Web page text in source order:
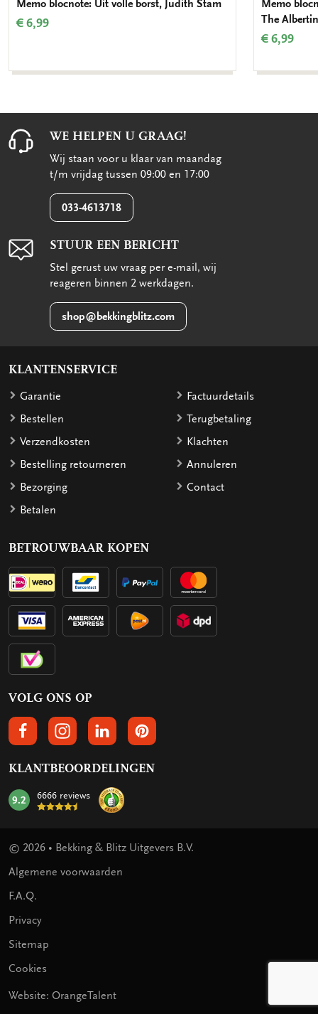
Memo blocnote: Uit volle borst, Judith Stam
€ 6,99
Memo
The
€ 6,99
WE HELPEN U GRAAG!
Wij staan voor u klaar van maandag
t/m vrijdag tussen 09:00 en 17:00
033-4613718
STUUR EEN BERICHT
Stel gerust uw vraag per e-mail, wij
reageren binnen 2 werkdagen.
shop@bekkingblitz.com
KLANTENSERVICE
Garantie
Bestellen
Verzendkosten
Bestelling retourneren
Bezorging
Betalen
Factuurdetails
Terugbetaling
Klachten
Annuleren
Contact
BETROUWBAAR KOPEN
VOLG ONS OP
VOLGS ONS OP FACEBOOK
VOLG ONS OP INSTAGRAM
VOLG ONS OP LINKEDIN
VOLG ONS OP PINTEREST
KLANTBEOORDELINGEN
mark:
9.2 6666 reviews
© 2026 • Bekking & Blitz Uitgevers B.V.
Algemene voorwaarden
F.A.Q.
Privacy
Sitemap
Cookies
Website: OrangeTalent